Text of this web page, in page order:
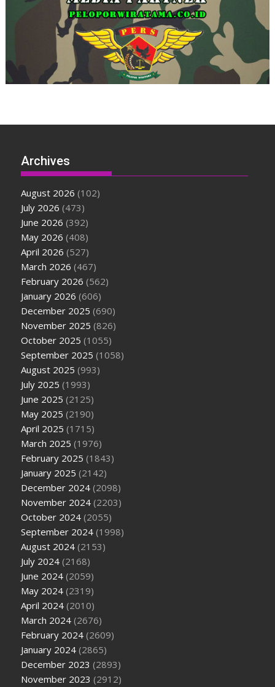
Archives
August 2026 (102)
July 2026 (473)
June 2026 (392)
May 2026 (408)
April 2026 (527)
March 2026 (467)
February 2026 (562)
January 2026 (606)
December 2025 (690)
November 2025 (826)
October 2025 (1055)
September 2025 (1058)
August 2025 (993)
July 2025 (1993)
June 2025 (2125)
May 2025 (2190)
April 2025 (1715)
March 2025 (1976)
February 2025 (1843)
January 2025 (2142)
December 2024 (2098)
November 2024 (2203)
October 2024 (2055)
September 2024 (1998)
August 2024 (2153)
July 2024 (2168)
June 2024 (2059)
May 2024 (2319)
April 2024 (2010)
March 2024 (2676)
February 2024 (2609)
January 2024 (2865)
December 2023 (2893)
November 2023 (2912)